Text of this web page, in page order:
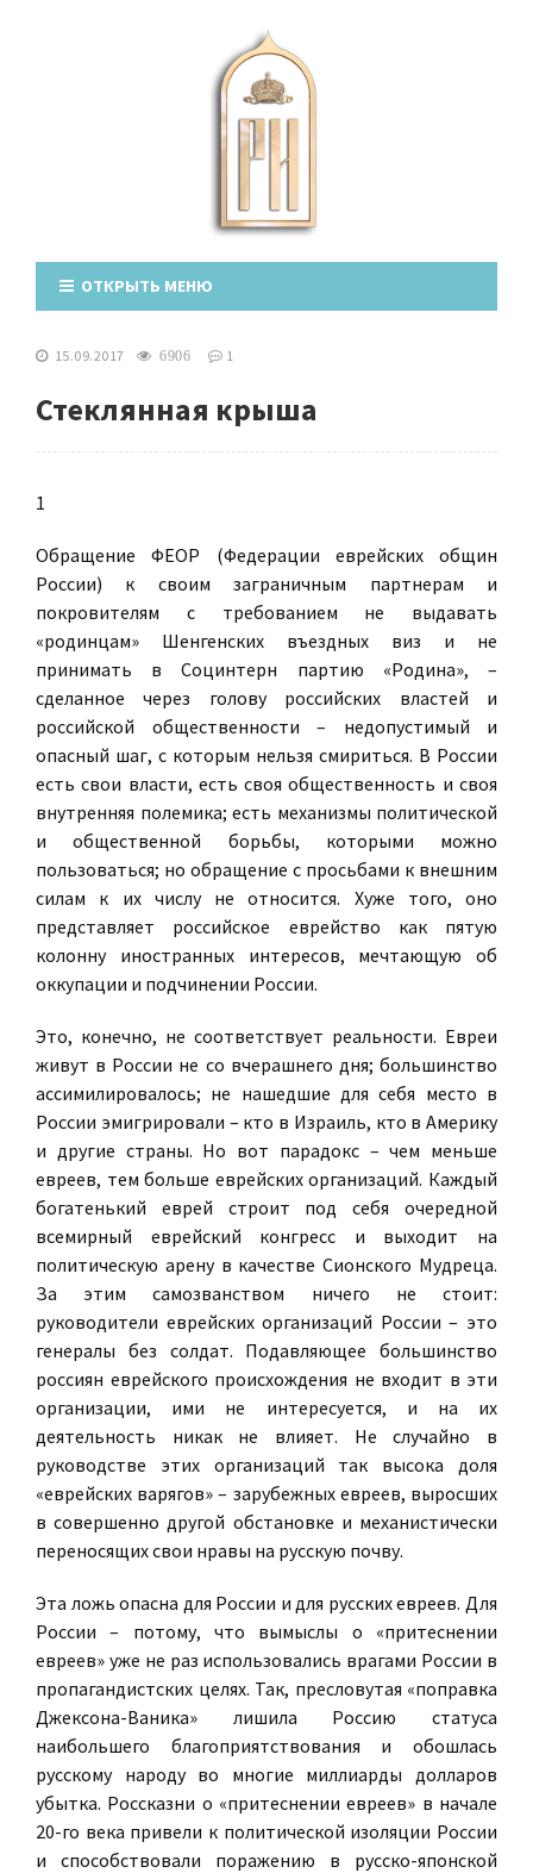
ОТКРЫТЬ МЕНЮ
15.09.2017 6906 1
Стеклянная крыша
1
Обращение ФЕОР (Федерации еврейских общин
России) к своим заграничным партнерам и
покровителям с требованием не выдавать
«родинцам» Шенгенских въездных виз и не
принимать в Социнтерн партию «Родина», –
сделанное через голову российских властей и
российской общественности – недопустимый и
опасный шаг, с которым нельзя смириться. В России
есть свои власти, есть своя общественность и своя
внутренняя полемика; есть механизмы политической
и общественной борьбы, которыми можно
пользоваться; но обращение с просьбами к внешним
силам к их числу не относится. Хуже того, оно
представляет российское еврейство как пятую
колонну иностранных интересов, мечтающую об
оккупации и подчинении России.
Это, конечно, не соответствует реальности. Евреи
живут в России не со вчерашнего дня; большинство
ассимилировалось; не нашедшие для себя место в
России эмигрировали – кто в Израиль, кто в Америку
и другие страны. Но вот парадокс – чем меньше
евреев, тем больше еврейских организаций. Каждый
богатенький еврей строит под себя очередной
всемирный еврейский конгресс и выходит на
политическую арену в качестве Сионского Мудреца.
За этим самозванством ничего не стоит:
руководители еврейских организаций России – это
генералы без солдат. Подавляющее большинство
россиян еврейского происхождения не входит в эти
организации, ими не интересуется, и на их
деятельность никак не влияет. Не случайно в
руководстве этих организаций так высока доля
«еврейских варягов» – зарубежных евреев, выросших
в совершенно другой обстановке и механистически
переносящих свои нравы на русскую почву.
Эта ложь опасна для России и для русских евреев. Для
России – потому, что вымыслы о «притеснении
евреев» уже не раз использовались врагами России в
пропагандистских целях. Так, пресловутая «поправка
Джексона-Ваника» лишила Россию статуса
наибольшего благоприятствования и обошлась
русскому народу во многие миллиарды долларов
убытка. Россказни о «притеснении евреев» в начале
20-го века привели к политической изоляции России
и способствовали поражению в русско-японской